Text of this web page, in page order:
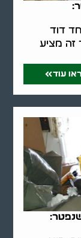
דוד
זה מציע
עוד
שנפטר: